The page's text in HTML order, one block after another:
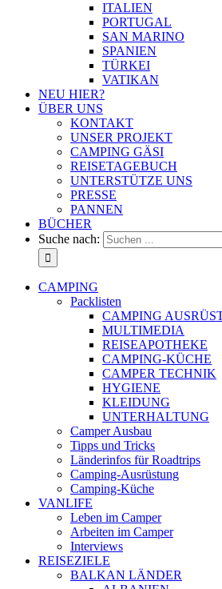
ITALIEN
PORTUGAL
SAN MARINO
SPANIEN
TÜRKEI
VATIKAN
NEU HIER?
ÜBER UNS
KONTAKT
UNSER PROJEKT
CAMPING GÄSI
REISETAGEBUCH
UNTERSTÜTZE UNS
PRESSE
PANNEN
BÜCHER
Suche nach:
CAMPING
Packlisten
CAMPING
MULTIMEDIA
REISEAPOTHEKE
CAMPING-KÜCHE
CAMPER TECHNIK
HYGIENE
KLEIDUNG
UNTERHALTUNG
Camper Ausbau
Tipps und Tricks
Länderinfos für Roadtrips
Camping-Ausrüstung
Camping-Küche
VANLIFE
Leben im Camper
Arbeiten im Camper
Interviews
REISEZIELE
BALKAN LÄNDER